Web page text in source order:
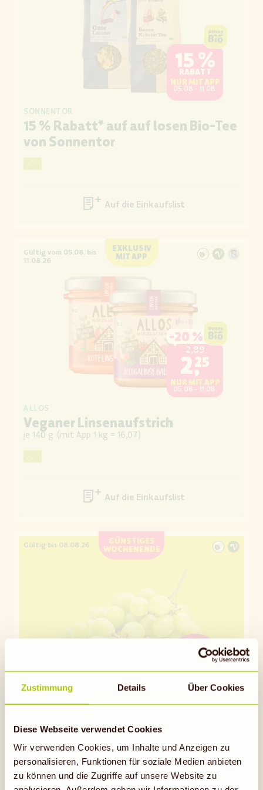
Zustimmung Details Über Cookies
Diese Webseite verwendet Cookies
Wir verwenden Cookies, um Inhalte und Anzeigen zu
personalisieren, Funktionen für soziale Medien anbieten
zu können und die Zugriffe auf unsere Website zu
15 %
RABATT
NUR MIT APP
05.08.- 11.08.
SONNENTOR
15 % Rabatt* auf auf losen Bio-Tee
von Sonnentor
Auf die Einkaufsliste
EXKLUSIV
MIT APP
Gültig vom 05.08. bis
11.08.26
-20 %
2,89
2,25
NUR MIT APP
05.08.- 11.08.
ALLOS
Veganer Linsenaufstrich
je 140 g (mit App 1 kg = 16,07)
Auf die Einkaufsliste
GÜNSTIGES
WOCHENENDE
Gültig bis 08.08.26
2,99
Trauben weiß
Auf die Einkaufsliste